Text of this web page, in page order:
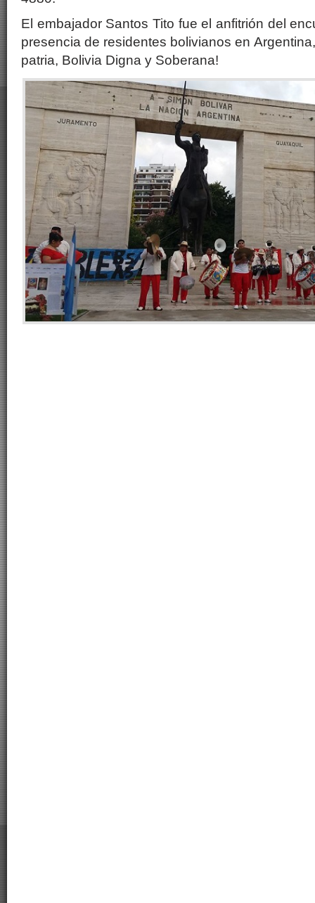
El embajador Santos Tito fue el anfitrión del
presencia de residentes bolivianos en
patria, Bolivia Digna y Soberana!